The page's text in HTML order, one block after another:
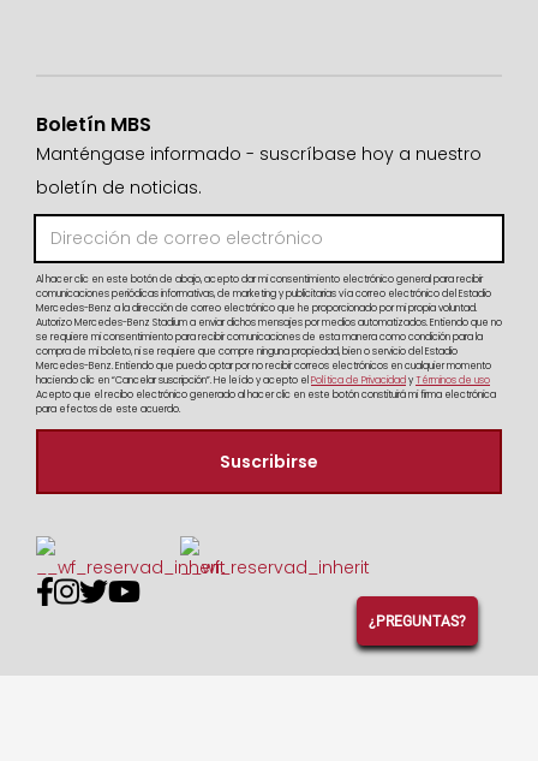
Boletín MBS
Manténgase informado - suscríbase hoy a nuestro
boletín de noticias.
Al hacer clic en este botón de abajo, acepto dar mi consentimiento electrónico general para recibir
comunicaciones periódicas informativas, de marketing y publicitarias vía correo electrónico del Estadio
Mercedes-Benz a la dirección de correo electrónico que he proporcionado por mi propia voluntad.
Autorizo Mercedes-Benz Stadium a enviar dichos mensajes por medios automatizados. Entiendo que no
se requiere mi consentimiento para recibir comunicaciones de esta manera como condición para la
compra de mi boleto, ni se requiere que compre ninguna propiedad, bien o servicio del Estadio
Mercedes-Benz. Entiendo que puedo optar por no recibir correos electrónicos en cualquier momento
haciendo clic en “Cancelar suscripción”. He leído y acepto el Política de PrivacidadyTérminos de uso
Acepto que el recibo electrónico generado al hacer clic en este botón constituirá mi firma electrónica
para efectos de este acuerdo.

¿PREGUNTAS?